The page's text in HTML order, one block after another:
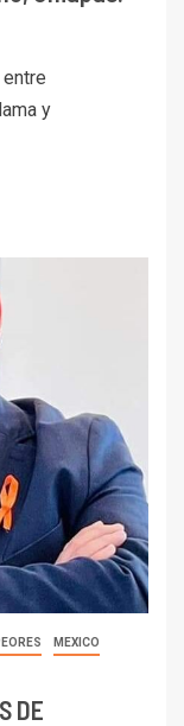
y
MEXICO
DE